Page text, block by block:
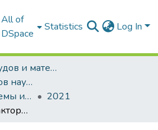
All of
DSpace
Statistics Log In
Сборники трудов и материалов конференций
Статьи из сборников научных трудов
Актуальные проблемы инновационного развития агропромышленного комплекса Беларуси
2021
Деструктивные факторы развития экспортоориентированной деятельности аграрной сферы экономики Украины